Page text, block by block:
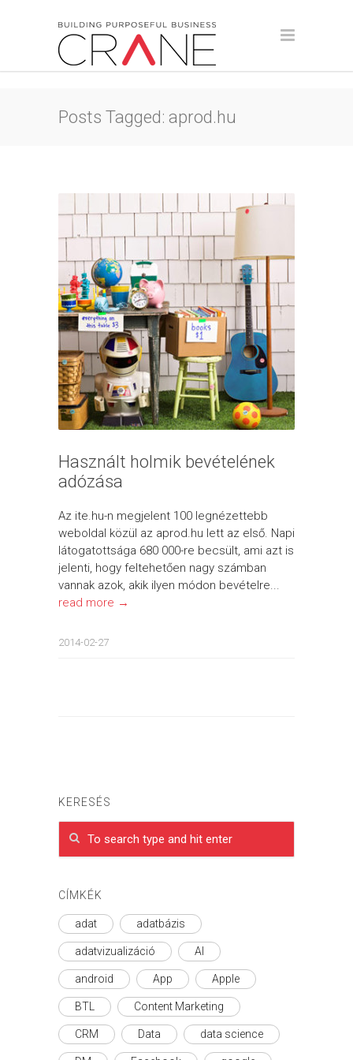
Posts Tagged: aprod.hu
Használt holmik bevételének
adózása
Az ite.hu-n megjelent 100 legnézettebb
weboldal közül az aprod.hu lett az első. Napi
látogatottsága 680 000-re becsült, ami azt is
jelenti, hogy feltehetően nagy számban
vannak azok, akik ilyen módon bevételre...
read more →
2014-02-27
KERESÉS
CÍMKÉK
adat adatbázis
adatvizualizáció AI
android App Apple
BTL Content Marketing
CRM Data data science